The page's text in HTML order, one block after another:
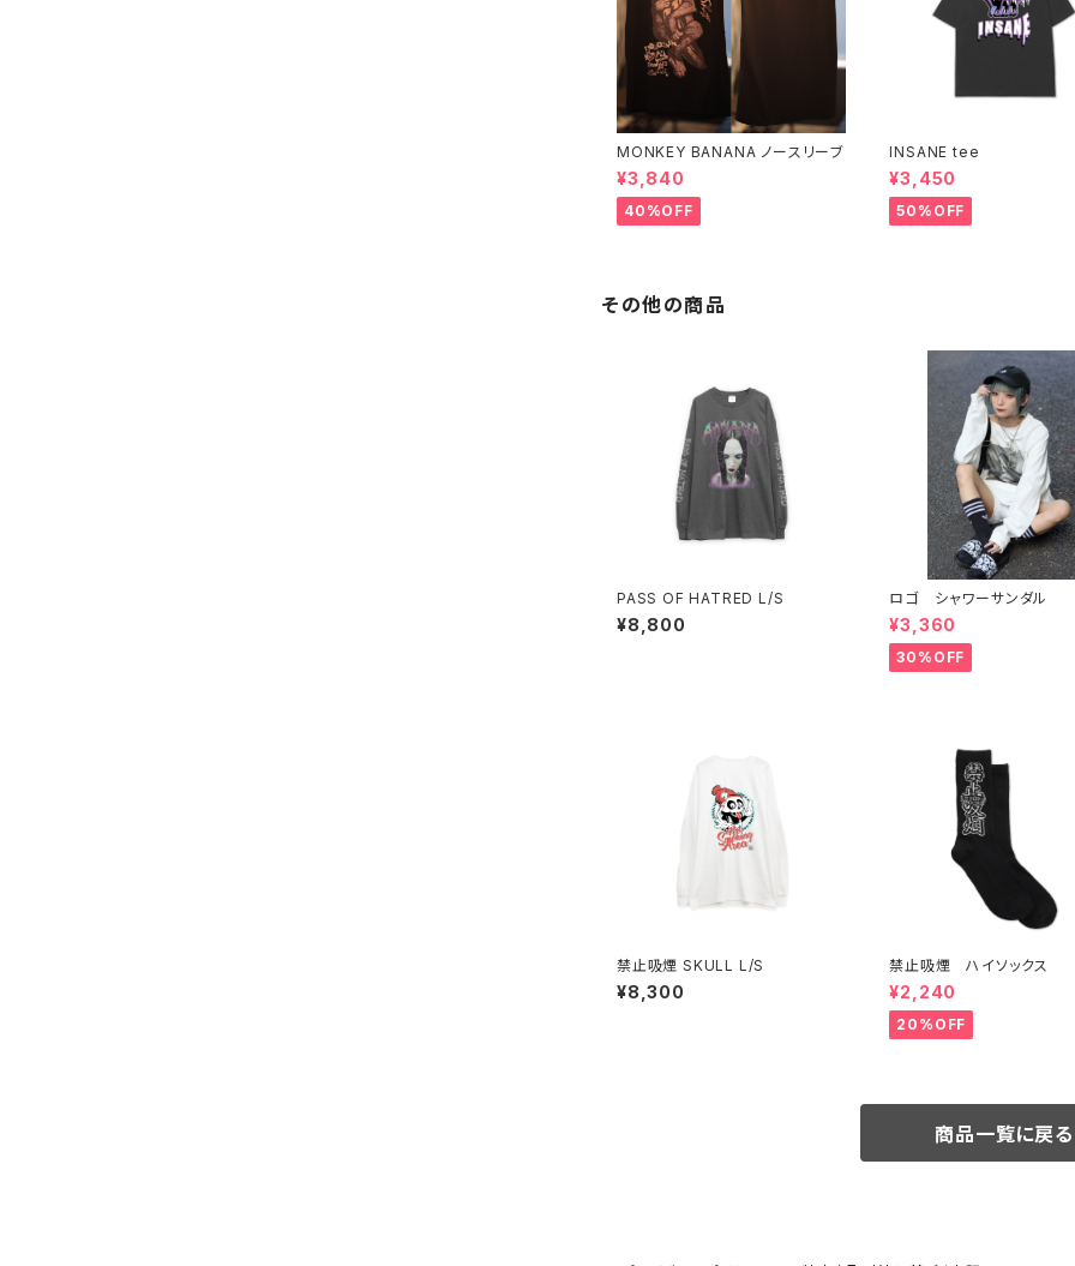
MONKEY BANANA ノースリーブ
¥3,840
40%OFF
INSANE tee
¥3,450
50%OFF
その他の商品
PASS OF HATRED L/S
¥8,800
ロゴ シャワーサンダル
¥3,360
30%OFF
禁止吸煙 SKULL L/S
¥8,300
禁止吸煙 ハイソックス
¥2,240
20%OFF
商品一覧に戻る